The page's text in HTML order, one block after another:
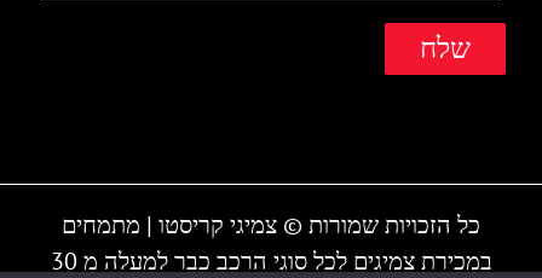
כל הזכויות שמורות © צמיגי קריסטו | מתמחים
במכירת צמיגים לכל סוגי הרכב כבר למעלה מ 30